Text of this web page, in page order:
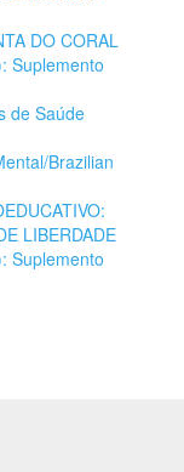
DO CORAL
Suplemento
de Saúde
Brazilian
LIBERDADE
Suplemento